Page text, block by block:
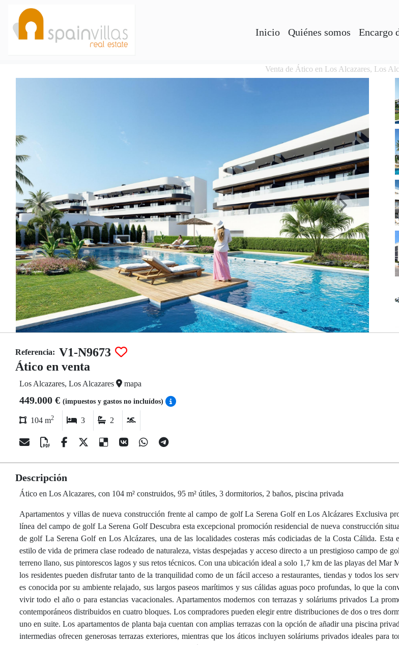
Inicio Quiénes somos Encargo
Venta de Ático en Los Alcazares, Los
Referencia: V1-N9673
Ático en venta
Los Alcazares, Los Alcazares mapa
449.000 € (impuestos y gastos no incluídos)
104 m2 3 2
Descripción
Ático en Los Alcazares, con 104 m² construidos, 95 m² útiles, 3 dormitorios, 2 baños, piscina privada
Apartamentos y villas de nueva construcción frente al campo de golf La Serena Golf en Los Alcázares Exclusiva
línea del campo de golf La Serena Golf Descubra esta excepcional promoción residencial de nueva construcción
de golf La Serena Golf en Los Alcázares, una de las localidades costeras más codiciadas de la Costa Cálida. Esta
estilo de vida de primera clase rodeado de naturaleza, vistas despejadas y acceso directo a un prestigioso campo de
terreno llano, sus pintorescos lagos y sus retos técnicos. Con una ubicación ideal a solo 1,7 km de las playas del Mar
los residentes pueden disfrutar tanto de la tranquilidad como de un fácil acceso a restaurantes, tiendas y todos los
es conocida por su ambiente relajado, sus largos paseos marítimos y sus cálidas aguas poco profundas, lo que la
vivir todo el año o para estancias vacacionales. Apartamentos modernos con terrazas y soláriums privados La
contemporáneos distribuidos en cuatro bloques. Los compradores pueden elegir entre distribuciones de dos o tres
uno en suite. Los apartamentos de planta baja cuentan con amplias terrazas con la opción de añadir una piscina
intermedias ofrecen generosas terrazas exteriores, mientras que los áticos incluyen soláriums privados ideales para